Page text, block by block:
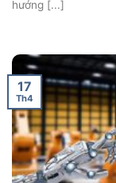
hướng [...]
17
Th4